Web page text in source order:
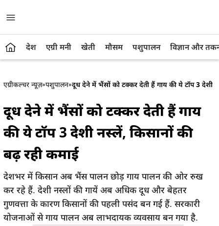
देश एग्री मनी खेती मौसम पशुपालन विज्ञान और
एग्रीकल्चर न्यूज़»पशुपालन»दूध देने में भैंसों को टक्कर देती हैं गाय की ये टॉप 3 देशी
दूध देने में भैंसों को टक्कर देती हैं गाय
की ये टॉप 3 देशी नस्लें, किसानों की
बढ़ रही कमाई
देशभर में किसान अब भैंस पालन छोड़ गाय पालन की ओर रुख
कर रहे हैं. देशी नस्लों की गायें अब अधिक दूध और बेहतर
गुणवत्ता के कारण किसानों की पहली पसंद बन गई हैं. सरकारी
योजनाओं से गाय पालन अब लाभदायक व्यवसाय बन गया है.